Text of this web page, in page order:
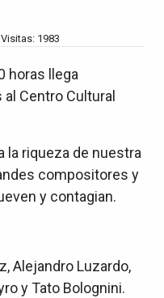
Visitas: 1983
horas llega
Centro Cultural
la riqueza de nuestra
compositores y
y contagian.
Alejandro Luzardo,
y Tato Bolognini.